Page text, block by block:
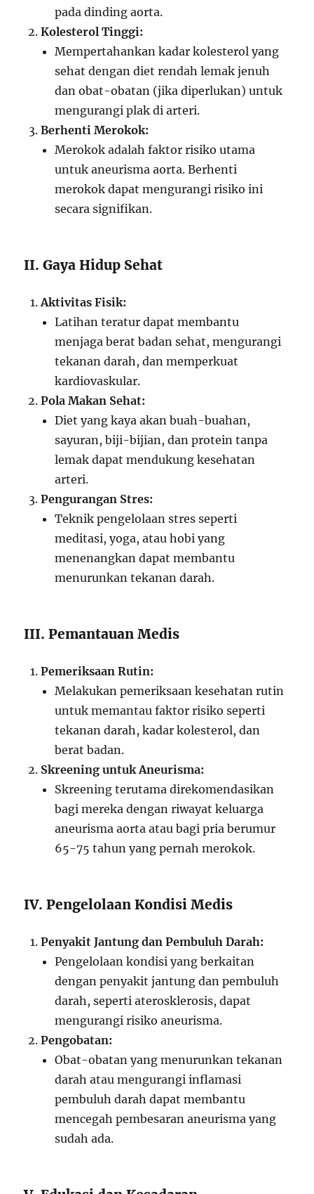
pada dinding aorta.
Kolesterol Tinggi:
Mempertahankan kadar kolesterol yang
sehat dengan diet rendah lemak jenuh
dan obat-obatan (jika diperlukan) untuk
mengurangi plak di arteri.
Berhenti Merokok:
Merokok adalah faktor risiko utama
untuk aneurisma aorta. Berhenti
merokok dapat mengurangi risiko ini
secara signifikan.
II. Gaya Hidup Sehat
Aktivitas Fisik:
Latihan teratur dapat membantu
menjaga berat badan sehat, mengurangi
tekanan darah, dan memperkuat
kardiovaskular.
Pola Makan Sehat:
Diet yang kaya akan buah-buahan,
sayuran, biji-bijian, dan protein tanpa
lemak dapat mendukung kesehatan
arteri.
Pengurangan Stres:
Teknik pengelolaan stres seperti
meditasi, yoga, atau hobi yang
menenangkan dapat membantu
menurunkan tekanan darah.
III. Pemantauan Medis
Pemeriksaan Rutin:
Melakukan pemeriksaan kesehatan rutin
untuk memantau faktor risiko seperti
tekanan darah, kadar kolesterol, dan
berat badan.
Skreening untuk Aneurisma:
Skreening terutama direkomendasikan
bagi mereka dengan riwayat keluarga
aneurisma aorta atau bagi pria berumur
65-75 tahun yang pernah merokok.
IV. Pengelolaan Kondisi Medis
Penyakit Jantung dan Pembuluh Darah:
Pengelolaan kondisi yang berkaitan
dengan penyakit jantung dan pembuluh
darah, seperti aterosklerosis, dapat
mengurangi risiko aneurisma.
Pengobatan:
Obat-obatan yang menurunkan tekanan
darah atau mengurangi inflamasi
pembuluh darah dapat membantu
mencegah pembesaran aneurisma yang
sudah ada.